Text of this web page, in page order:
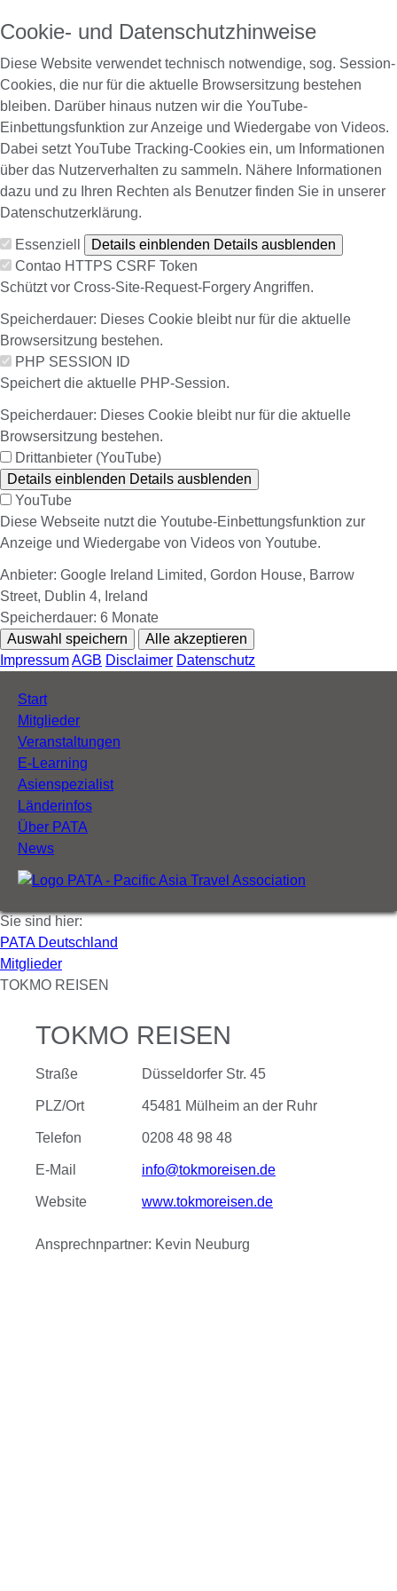
Cookie- und Datenschutzhinweise
Diese Website verwendet technisch notwendige, sog. Session-
Cookies, die nur für die aktuelle Browsersitzung bestehen
bleiben. Darüber hinaus nutzen wir die YouTube-
Einbettungsfunktion zur Anzeige und Wiedergabe von Videos.
Dabei setzt YouTube Tracking-Cookies ein, um Informationen
über das Nutzerverhalten zu sammeln. Nähere Informationen
dazu und zu Ihren Rechten als Benutzer finden Sie in unserer
Datenschutzerklärung.
Essenziell Details einblenden Details ausblenden
Contao HTTPS CSRF Token
Schützt vor Cross-Site-Request-Forgery Angriffen.
Speicherdauer: Dieses Cookie bleibt nur für die aktuelle
Browsersitzung bestehen.
PHP SESSION ID
Speichert die aktuelle PHP-Session.
Speicherdauer: Dieses Cookie bleibt nur für die aktuelle
Browsersitzung bestehen.
Drittanbieter (YouTube)
Details einblenden Details ausblenden
YouTube
Diese Webseite nutzt die Youtube-Einbettungsfunktion zur
Anzeige und Wiedergabe von Videos von Youtube.
Anbieter: Google Ireland Limited, Gordon House, Barrow
Street, Dublin 4, Ireland
Speicherdauer: 6 Monate
Auswahl speichern
Alle akzeptieren
ImpressumAGB Disclaimer Datenschutz
Navigation
überspringen
Start
Mitglieder
Veranstaltungen
E-Learning
Asienspezialist
Länderinfos
Über PATA
News
Sie sind hier:
PATA Deutschland
Mitglieder
TOKMO REISEN
TOKMO REISEN
Straße Düsseldorfer Str. 45
PLZ/Ort 45481 Mülheim an der Ruhr
Telefon 0208 48 98 48
E-Mail info@tokmoreisen.de
Website www.tokmoreisen.de
Ansprechnpartner: Kevin Neuburg